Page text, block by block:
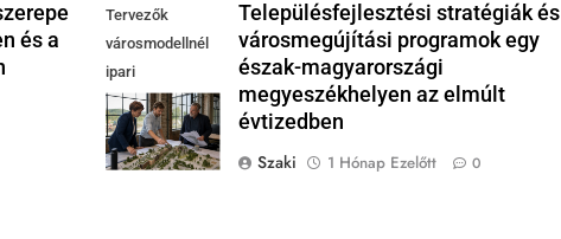
és a
Tervezők
városmodellnél
ipari
csarnokban,
integrált területi
program
Településfejlesztési stratégiák és
városmegújítási programok egy
észak-magyarországi
megyeszékhelyen az elmúlt
évtizedben
Szaki
1 Hónap Ezelőtt 0